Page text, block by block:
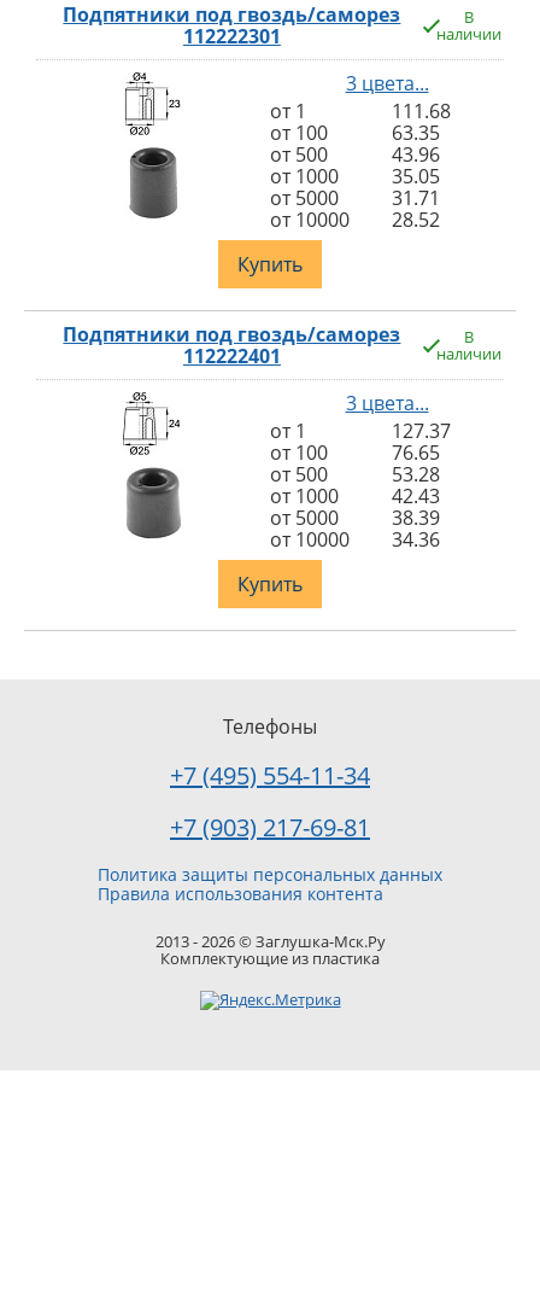
Подпятники под гвоздь/саморез
112222301
В
наличии
3 цвета...
от 1
111.68
от 100
63.35
от 500
43.96
от 1000
35.05
от 5000
31.71
от 10000
28.52
Купить
Подпятники под гвоздь/саморез
112222401
В
наличии
3 цвета...
от 1
127.37
от 100
76.65
от 500
53.28
от 1000
42.43
от 5000
38.39
от 10000
34.36
Купить
2013 - 2026 © Заглушка-Мск.Ру
Комплектующие из пластика
Политика защиты персональных данных
Правила использования контента
Телефоны
+7 (495) 554-11-34
+7 (903) 217-69-81